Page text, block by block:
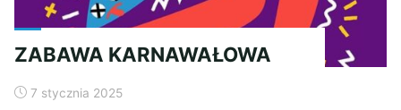
ZABAWA KARNAWAŁOWA
7 stycznia 2025